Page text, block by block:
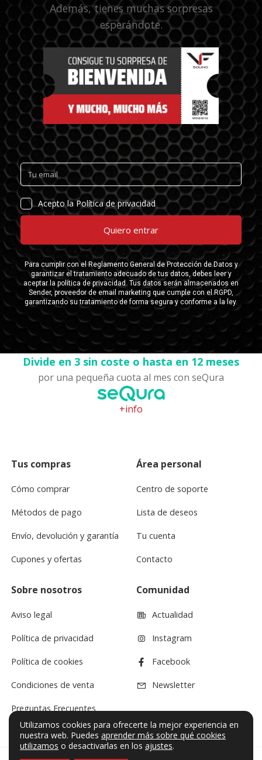
Además, tienes muchas sorpresas
esperándote.
Divide en 3 sin coste o hasta en 12 meses
por una pequeña cuota al mes con seQura
+info
Tus compras
Cómo comprar
Métodos de pago
Envío, devolución y garantía
Cupones y ofertas
Área personal
Centro de soporte
Lista de deseos
Tu cuenta
Contacto
Sobre nosotros
Aviso legal
Política de privacidad
Política de cookies
Condiciones de venta
Preguntas Frecuentes
Comunidad
Actualidad
Instagram
Facebook
Newsletter
Utilizamos cookies para ofrecerte la mejor experiencia en
nuestra web. Puedes aprender más sobre qué cookies
utilizamos o desactivarlas en los ajustes.